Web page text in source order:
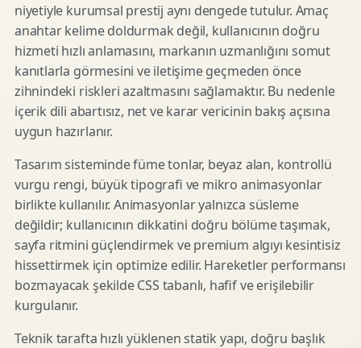
niyetiyle kurumsal prestij aynı dengede tutulur. Amaç
anahtar kelime doldurmak değil, kullanıcının doğru
hizmeti hızlı anlamasını, markanın uzmanlığını somut
kanıtlarla görmesini ve iletişime geçmeden önce
zihnindeki riskleri azaltmasını sağlamaktır. Bu nedenle
içerik dili abartısız, net ve karar vericinin bakış açısına
uygun hazırlanır.
Tasarım sisteminde füme tonlar, beyaz alan, kontrollü
vurgu rengi, büyük tipografi ve mikro animasyonlar
birlikte kullanılır. Animasyonlar yalnızca süsleme
değildir; kullanıcının dikkatini doğru bölüme taşımak,
sayfa ritmini güçlendirmek ve premium algıyı kesintisiz
hissettirmek için optimize edilir. Hareketler performansı
bozmayacak şekilde CSS tabanlı, hafif ve erişilebilir
kurgulanır.
Teknik tarafta hızlı yüklenen statik yapı, doğru başlık